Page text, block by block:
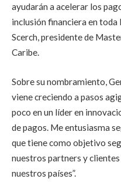
ayudarán a acelerar los
inclusión financiera en toda
Scerch, presidente de
Caribe.
Sobre su nombramiento,
viene creciendo a pasos
poco en un líder en
de pagos. Me entusiasma
que tiene como objetivo
nuestros partners y
nuestros países”.